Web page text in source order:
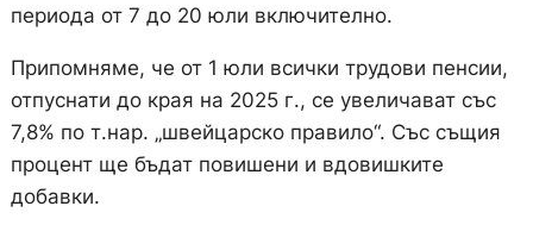
периода от 7 до 20 юли включително.
Припомняме, че от 1 юли всички трудови пенсии,
отпуснати до края на 2025 г., се увеличават със
7,8% по т.нар. „швейцарско правило“. Със същия
процент ще бъдат повишени и вдовишките
добавки.